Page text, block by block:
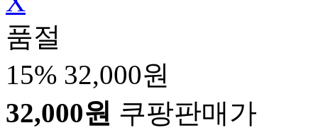
품절
15% 32,000원
32,000원 쿠팡판매가